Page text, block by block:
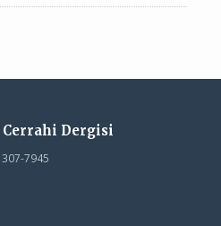
Dergisi
7945